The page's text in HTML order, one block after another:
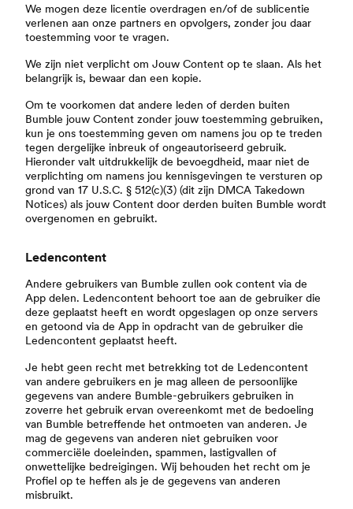
We mogen deze licentie overdragen en/of de sublicentie
verlenen aan onze partners en opvolgers, zonder jou daar
toestemming voor te vragen.
We zijn niet verplicht om Jouw Content op te slaan. Als het
belangrijk is, bewaar dan een kopie.
Om te voorkomen dat andere leden of derden buiten
Bumble jouw Content zonder jouw toestemming gebruiken,
kun je ons toestemming geven om namens jou op te treden
tegen dergelijke inbreuk of ongeautoriseerd gebruik.
Hieronder valt uitdrukkelijk de bevoegdheid, maar niet de
verplichting om namens jou kennisgevingen te versturen op
grond van 17 U.S.C. § 512(c)(3) (dit zijn DMCA Takedown
Notices) als jouw Content door derden buiten Bumble wordt
overgenomen en gebruikt.
Ledencontent
Andere gebruikers van Bumble zullen ook content via de
App delen. Ledencontent behoort toe aan de gebruiker die
deze geplaatst heeft en wordt opgeslagen op onze servers
en getoond via de App in opdracht van de gebruiker die
Ledencontent geplaatst heeft.
Je hebt geen recht met betrekking tot de Ledencontent
van andere gebruikers en je mag alleen de persoonlijke
gegevens van andere Bumble-gebruikers gebruiken in
zoverre het gebruik ervan overeenkomt met de bedoeling
van Bumble betreffende het ontmoeten van anderen. Je
mag de gegevens van anderen niet gebruiken voor
commerciële doeleinden, spammen, lastigvallen of
onwettelijke bedreigingen. Wij behouden het recht om je
Profiel op te heffen als je de gegevens van anderen
misbruikt.